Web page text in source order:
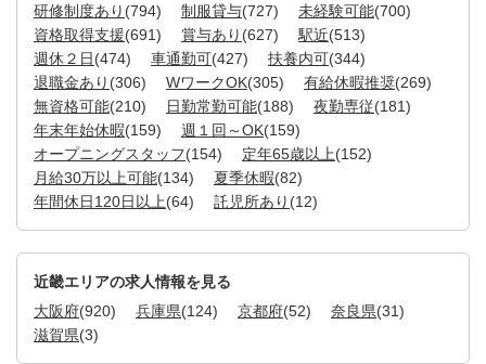
研修制度あり (794) 制服貸与(727) 未経験可能(700)
資格取得支援(691) 賞与あり (627) 駅近(513)
週休２日(474) 車通勤可(427) 扶養内可(344)
退職金あり (306) WワークOK(305) 有給休暇推奨(269)
無資格可能(210) 日勤常勤可能(188) 夜勤専従(181)
年末年始休暇(159) 週１回～OK(159)
オープニングスタッフ(154) 定年65歳以上(152)
月給30万以上可能(134) 夏季休暇(82)
年間休日120日以上(64) 託児所あり (12)
近畿エリアの求人情報を見る
大阪府(920) 兵庫県(124) 京都府(52) 奈良県(31)
滋賀県(3)